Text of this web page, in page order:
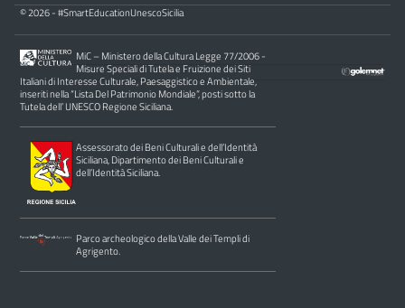
© 2026 - #SmartEducationUnescoSicilia
MiC – Ministero della Cultura Legge 77/2006 -
Misure Speciali di Tutela e Fruizione dei Siti
Italiani di Interesse Culturale, Paesaggistico e Ambientale,
inseriti nella “Lista Del Patrimonio Mondiale”, posti sotto la
Tutela dell’ UNESCO Regione Siciliana.
Assessorato dei Beni Culturali e dell’Identità
Siciliana, Dipartimento dei Beni Culturali e
dell’Identità Siciliana.
Parco archeologico della Valle dei Templi di
Agrigento.